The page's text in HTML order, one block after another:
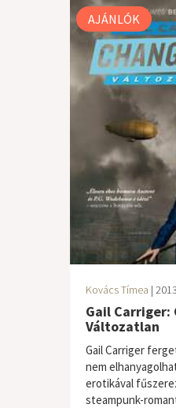
AJÁNLÓK
Kovács Tímea |
Gail Carriger:
Változatlan
Gail Carriger
nem
erotikával
steampunk-